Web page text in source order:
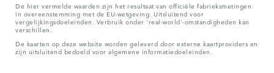
De hier vermelde waarden zijn het resultaat van officiële fabrieksmetingen
in overeenstemming met de EU-wetgeving. Uitsluitend voor
vergelijkingsdoeleinden. Verbruik onder 'real-world'-omstandigheden kan
verschillen.
De kaarten op deze website worden geleverd door externe kaartproviders en
zijn uitsluitend bedoeld voor algemene informatiedoeleinden.